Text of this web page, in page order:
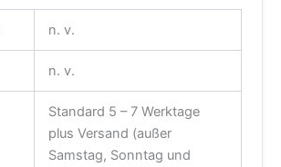
n. v.
n. v.
Standard 5 – 7 Werktage
plus Versand (außer
Samstag, Sonntag und